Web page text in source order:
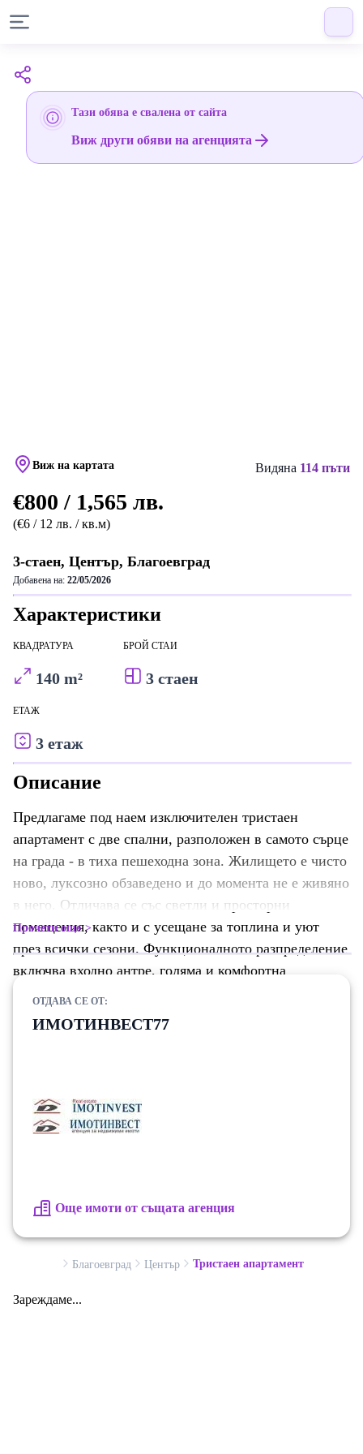
Тази обява е свалена от сайта
Виж други обяви на агенцията
Виж на картата Видяна 114 пъти
€800 / 1,565 лв.
(€6 / 12 лв. / кв.м)
3-стаен, Център, Благоевград
Добавена на: 22/05/2026
Характеристики
КВАДРАТУРА
140 m²
БРОЙ СТАИ
3 стаен
ЕТАЖ
3 етаж
Описание
Предлагаме под наем изключителен тристаен
апартамент с две спални, разположен в самото сърце
на града - в тиха пешеходна зона. Жилището е чисто
ново, луксозно обзаведено и до момента не е живяно
в него. Отличава се със светли и просторни
помещения, както и с усещане за топлина и уют
през всички сезони. Функционалното разпределение
включва входно антре, голяма и комфортна
категория. Двете спални осигуряват спокойствие и
комфорт, а просторната дневна и трапезария
Прочети още
ОТДАВА СЕ ОТ:
ИМОТИНВЕСТ77
Още имоти от същата агенция
Благоевград Център Тристаен апартамент
Зареждаме...